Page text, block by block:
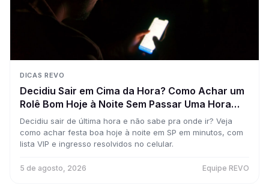
DICAS REVO
Decidiu Sair em Cima da Hora? Como Achar um
Rolê Bom Hoje à Noite Sem Passar Uma Hora
Pesquisando
Decidiu sair de última hora e não sabe pra onde ir? Veja
como achar festa boa hoje à noite em SP em minutos, com
lista VIP e ingresso resolvidos no celular.
5 de agosto, 2026 Equipe REVO